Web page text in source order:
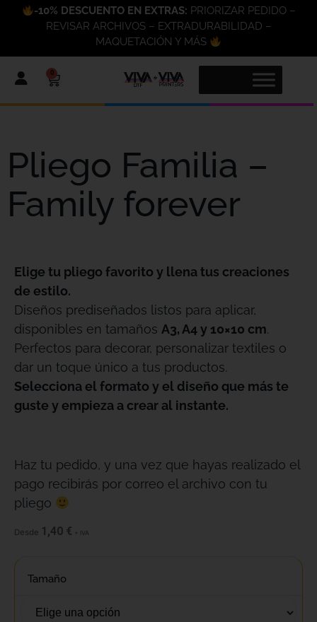
-10% DESCUENTO EN EXTRAS: PRIORIZAR PEDIDO –
REVISAR ARCHIVOS – EXTRADURABILIDAD –
MAQUETACIÓN Y MÁS
0
Pliego Familia –
Family forever
Elige tu pliego favorito y llena tus creaciones
de estilo.
Diseños prediseñados listos para aplicar,
disponibles en tamaños A3, A4 y 10×10 cm.
Perfectos para decorar, personalizar textiles o
dar un toque único a tus productos.
Selecciona el formato y el diseño que más te
guste y empieza a crear al instante.
Haz tu pedido, y una vez que hayas realizado el
pago recibirás por correo el archivo con tu
pliego
Desde 1,40 € + IVA
Tamaño